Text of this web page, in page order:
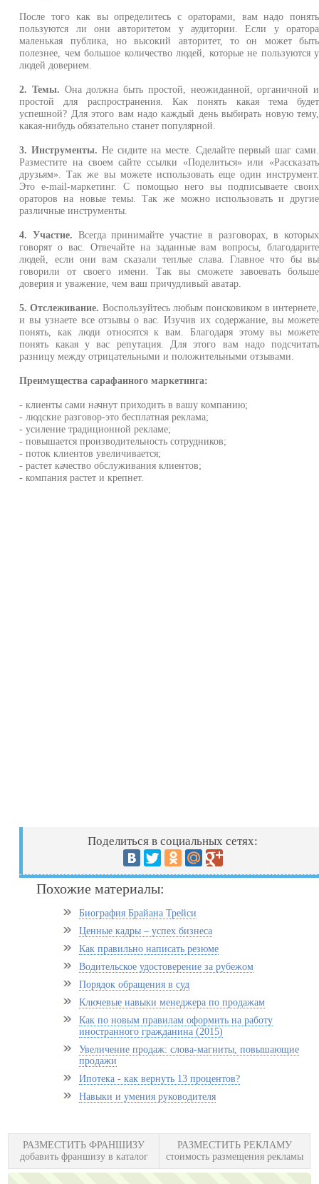
После того как вы определитесь с ораторами, вам надо понять
пользуются ли они авторитетом у аудитории. Если у оратора
маленькая публика, но высокий авторитет, то он может быть
полезнее, чем большое количество людей, которые не пользуются у
людей доверием.
2. Темы. Она должна быть простой, неожиданной, органичной и
простой для распространения. Как понять какая тема будет
успешной? Для этого вам надо каждый день выбирать новую тему,
какая-нибудь обязательно станет популярной.
3. Инструменты. Не сидите на месте. Сделайте первый шаг сами.
Разместите на своем сайте ссылки «Поделиться» или «Рассказать
друзьям». Так же вы можете использовать еще один инструмент.
Это e-mail-маркетинг. С помощью него вы подписываете своих
ораторов на новые темы. Так же можно использовать и другие
различные инструменты.
4. Участие. Всегда принимайте участие в разговорах, в которых
говорят о вас. Отвечайте на заданные вам вопросы, благодарите
людей, если они вам сказали теплые слава. Главное что бы вы
говорили от своего имени. Так вы сможете завоевать больше
доверия и уважение, чем ваш причудливый аватар.
5. Отслеживание. Воспользуйтесь любым поисковиком в интернете,
и вы узнаете все отзывы о вас. Изучив их содержание, вы можете
понять, как люди относятся к вам. Благодаря этому вы можете
понять какая у вас репутация. Для этого вам надо подсчитать
разницу между отрицательными и положительными отзывами.
Преимущества сарафанного маркетинга:
- клиенты сами начнут приходить в вашу компанию;
- людские разговор-это бесплатная реклама;
- усиление традиционной рекламе;
- повышается производительность сотрудников;
- поток клиентов увеличивается;
- растет качество обслуживания клиентов;
- компания растет и крепнет.
Поделиться в социальных сетях:
Похожие материалы:
Биография Брайана Трейси
Ценные кадры – успех бизнеса
Как правильно написать резюме
Водительское удостоверение за рубежом
Порядок обращения в суд
Ключевые навыки менеджера по продажам
Как по новым правилам оформить на работу
иностранного гражданина (2015)
Увеличение продаж: слова-магниты, повышающие
продажи
Ипотека - как вернуть 13 процентов?
Навыки и умения руководителя
РАЗМЕСТИТЬ ФРАНШИЗУ
добавить франшизу в каталог
РАЗМЕСТИТЬ РЕКЛАМУ
стоимость размещения рекламы